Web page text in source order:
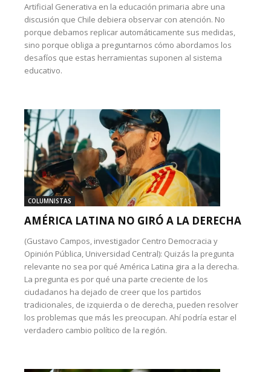
Artificial Generativa en la educación primaria abre una
discusión que Chile debiera observar con atención. No
porque debamos replicar automáticamente sus medidas,
sino porque obliga a preguntarnos cómo abordamos los
desafíos que estas herramientas suponen al sistema
educativo.
COLUMNISTAS
AMÉRICA LATINA NO GIRÓ A LA DERECHA
(Gustavo Campos, investigador Centro Democracia y
Opinión Pública, Universidad Central): Quizás la pregunta
relevante no sea por qué América Latina gira a la derecha.
La pregunta es por qué una parte creciente de los
ciudadanos ha dejado de creer que los partidos
tradicionales, de izquierda o de derecha, pueden resolver
los problemas que más les preocupan. Ahí podría estar el
verdadero cambio político de la región.